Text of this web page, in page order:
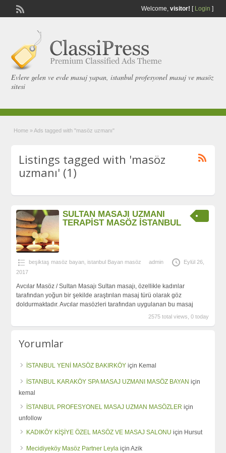
Welcome, visitor! [ Login ]
Evlere gelen ve evde masaj yapan, istanbul profesyonel masaj ve masöz
sitesi
Home » Ads tagged with "masöz uzmanı"
Listings tagged with 'masöz
uzmanı' (1)
SULTAN MASAJI UZMANI
TERAPİST MASÖZ İSTANBUL
beşiktaş masöz bayan, istanbul Bayan masöz admin
Eylül 26,
2017
Avcılar Masöz / Sultan Masajı Sultan masajı, özellikle kadınlar
tarafından yoğun bir şekilde araştırılan masaj türü olarak göz
doldurmaktadır. Avcılar masözleri tarafından uygulanan bu masaj
2575 total views, 0 today
Yorumlar
İSTANBUL YENİ MASÖZ BAKIRKÖY için Kemal
İSTANBUL KARAKÖY SPA MASAJ UZMANI MASÖZ BAYAN için
kemal
İSTANBUL PROFESYONEL MASAJ UZMAN MASÖZLER için
unfollow
KADIKÖY KİŞİYE ÖZEL MASÖZ VE MASAJ SALONU için Hursut
Mecidiyeköy Masöz Partner Leyla içinAzik